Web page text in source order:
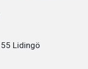
Lidingö